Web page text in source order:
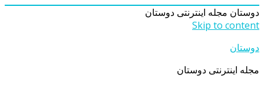
دوستان مجله اینترنتی دوستان
Skip to content
دوستان
مجله اینترنتی دوستان